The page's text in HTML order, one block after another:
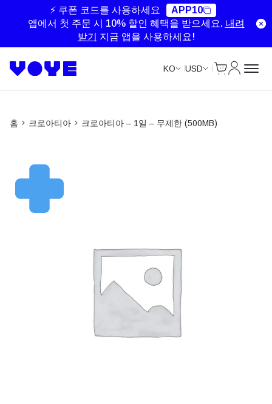
⚡ 쿠폰 코드를 사용하세요
APP10
앱에서 첫 주문 시 10% 할인 혜택을 받으세요. 내려
받기
지금 앱을 사용하세요!
KO USD
홈 크로아티아 크로아티아 – 1일 – 무제한 (500MB)
Unlimited Data
Unlimited Data
Unlimited Data
Unlimited Data